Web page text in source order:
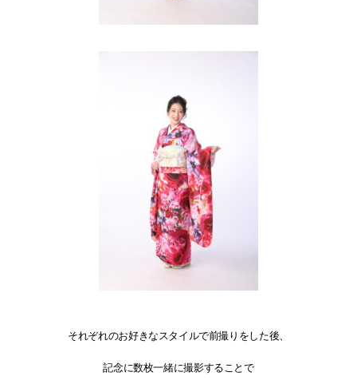
それぞれのお好きなスタイルで前撮りをした後、
記念に数枚一緒に撮影することで